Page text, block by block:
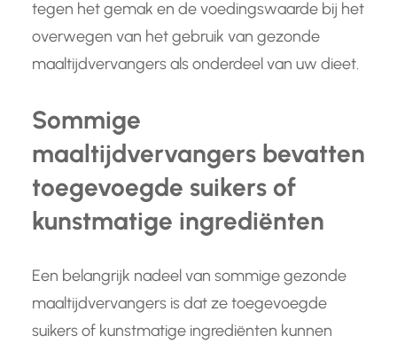
tegen het gemak en de voedingswaarde bij het
overwegen van het gebruik van gezonde
maaltijdvervangers als onderdeel van uw dieet.
Sommige
maaltijdvervangers bevatten
toegevoegde suikers of
kunstmatige ingrediënten
Een belangrijk nadeel van sommige gezonde
maaltijdvervangers is dat ze toegevoegde
suikers of kunstmatige ingrediënten kunnen